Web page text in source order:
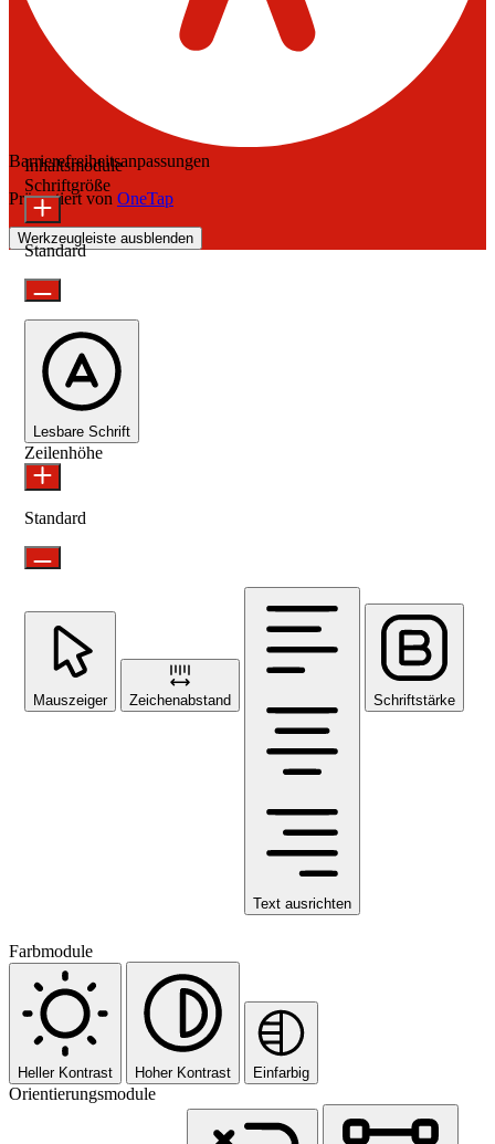
Barrierefreiheitsanpassungen
Präsentiert von OneTap
Werkzeugleiste ausblenden
Inhaltsmodule
Schriftgröße
Standard
Lesbare Schrift
Zeilenhöhe
Standard
Mauszeiger Zeichenabstand
Text ausrichten
Schriftstärke
Farbmodule
Heller Kontrast Hoher Kontrast Einfarbig
Orientierungsmodule